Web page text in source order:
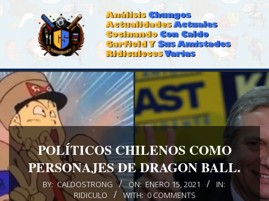
CALDOSTRONG.COM
Primary
Navigation
Menu
POLÍTICOS CHILENOS COMO
PERSONAJES DE DRAGON BALL.
BY: CALDOSTRONG ON: ENERO 15, 2021
IN:
RIDICULO
WITH: 0 COMMENTS